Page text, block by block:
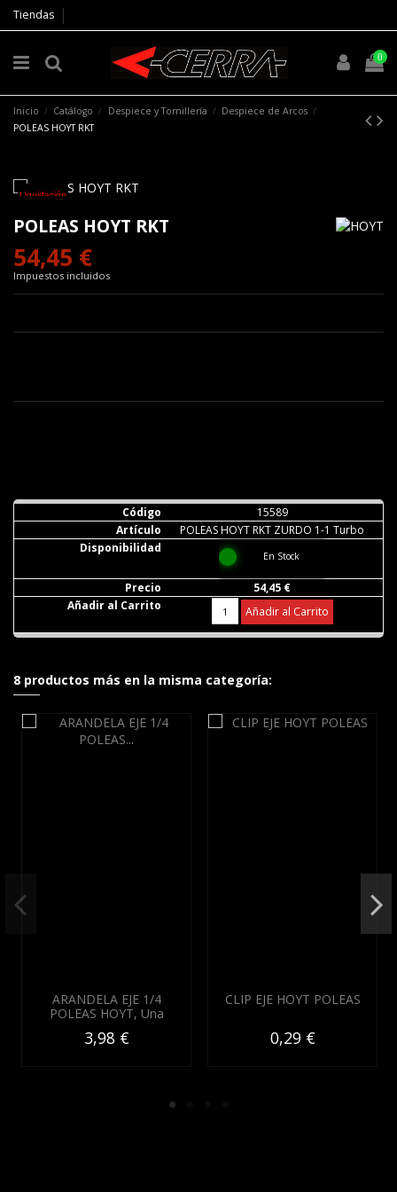
Tiendas
0
Inicio Catálogo Despiece y Tornillería
Despiece de Arcos
POLEAS HOYT RKT
Liquidación
POLEAS HOYT RKT
54,45 €
Impuestos incluidos
15589
POLEAS HOYT RKT ZURDO 1-1 Turbo
En Stock
54,45 €
Añadir al Carrito
8 productos más en la misma categoría:
ARANDELA EJE 1/4
POLEAS HOYT, Una
3,98 €
CLIP EJE HOYT POLEAS
0,29 €